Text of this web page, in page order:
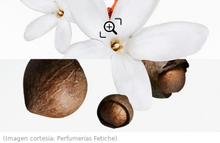
(Imagen cortesía: Perfumerías Fetiche)